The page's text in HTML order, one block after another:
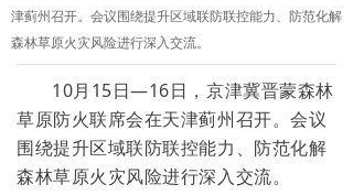
넸 系留无人机平台
智能无人机机场
넸 无人机反制平台
넸无人机远程指挥管控平台
津蓟州召开。会议围绕提升区域联防联控能力、防范化解
森林草原火灾风险进行深入交流。
10月15日—16日，京津冀晋蒙森林
草原防火联席会在天津蓟州召开。会议
围绕提升区域联防联控能力、防范化解
森林草原火灾风险进行深入交流。